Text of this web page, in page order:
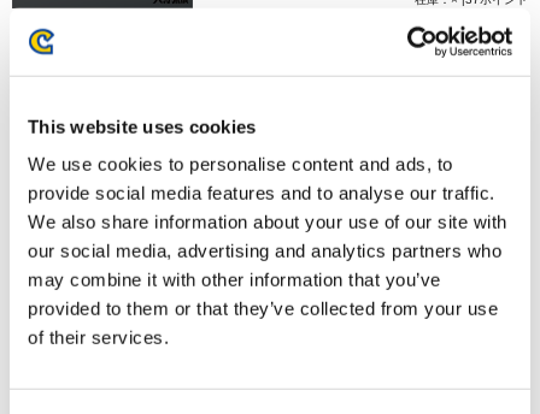
This website uses cookies
We use cookies to personalise content and ads, to
provide social media features and to analyse our traffic.
We also share information about your use of our site with
our social media, advertising and analytics partners who
may combine it with other information that you’ve
provided to them or that they’ve collected from your use
of their services.
ー／3 トライ
(税込)